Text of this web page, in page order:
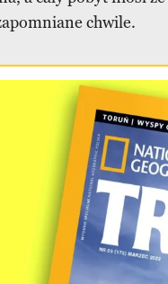
chwile.